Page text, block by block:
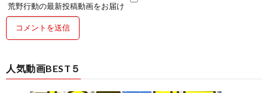
荒野行動の最新投稿動画をお届け
人気動画BEST５